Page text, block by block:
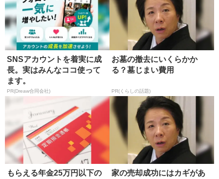
SNSアカウントを着実に成
長。実はみんなココ使って
ます。
PR(Dreaw合同会社)
お墓の撤去にいくらかか
る？墓じまい費用
PR(くらしの話題)
もらえる年金25万円以下の
家の売却成功にはカギがあ